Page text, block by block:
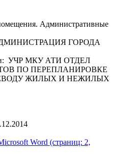
Административные
ГОРОДА
УЧР МКУ АТИ ОТДЕЛ
ПО ПЕРЕПЛАНИРОВКЕ
ЖИЛЫХ И НЕЖИЛЫХ
Word (страниц: 2,